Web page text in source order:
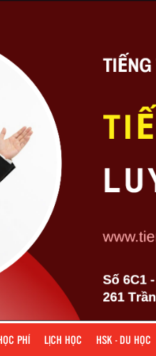
PHÍ LỊCH HỌC HSK - DU HỌC